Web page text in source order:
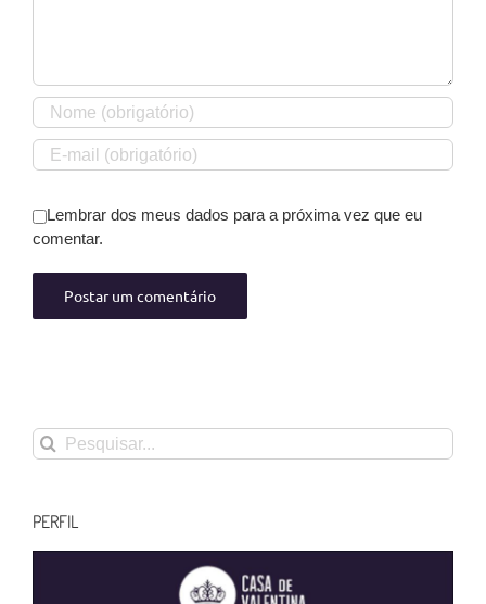
Lembrar dos meus dados para a próxima vez que eu
comentar.
Buscar
resultados
PERFIL